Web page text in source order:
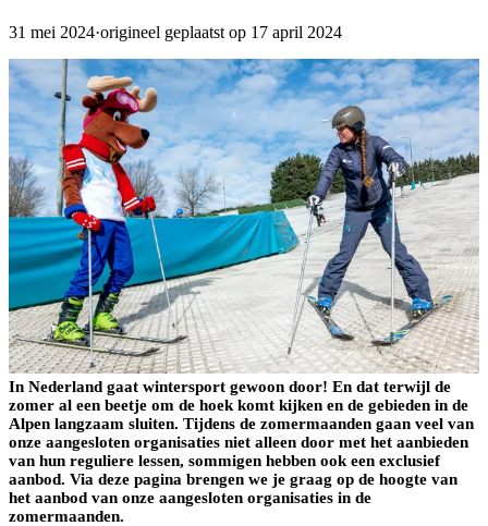
31 mei 2024·origineel geplaatst op 17 april 2024
In Nederland gaat wintersport gewoon door! En dat terwijl de
zomer al een beetje om de hoek komt kijken en de gebieden in de
Alpen langzaam sluiten. Tijdens de zomermaanden gaan veel van
onze aangesloten organisaties niet alleen door met het aanbieden
van hun reguliere lessen, sommigen hebben ook een exclusief
aanbod. Via deze pagina brengen we je graag op de hoogte van
het aanbod van onze aangesloten organisaties in de
zomermaanden.